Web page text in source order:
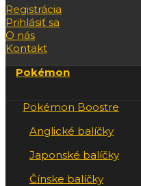
Registrácia
Prihlásiť sa
O nás
Kontakt
Pokémon
Pokémon Boostre
Anglické balíčky
Japonské balíčky
Čínske balíčky